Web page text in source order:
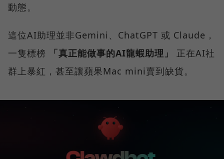
動態。
這位AI助理並非Gemini、ChatGPT 或 Claude，
一隻標榜
「真正能做事的AI龍蝦助理」
正在AI社
群上暴紅，甚至讓蘋果Mac mini賣到缺貨。